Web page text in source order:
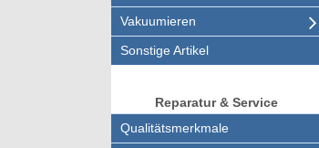
Vakuumieren
Sonstige Artikel
Reparatur & Service
Qualitätsmerkmale